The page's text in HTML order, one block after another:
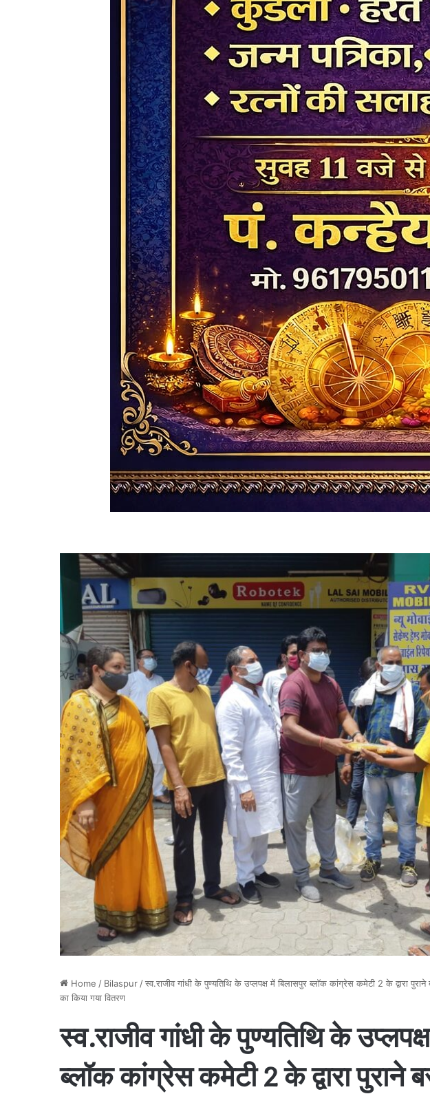
Home / Bilaspur/स्व.राजीव गांधी के पुण्यतिथि के उप्लपक्ष में बिलासपुर ब्लॉक कांग्रेस कमेटी 2 के द्वारा
का किया गया वितरण
स्व.राजीव गांधी के पुण्यतिथि के
ब्लॉक कांग्रेस कमेटी 2 के द्वारा पुराने